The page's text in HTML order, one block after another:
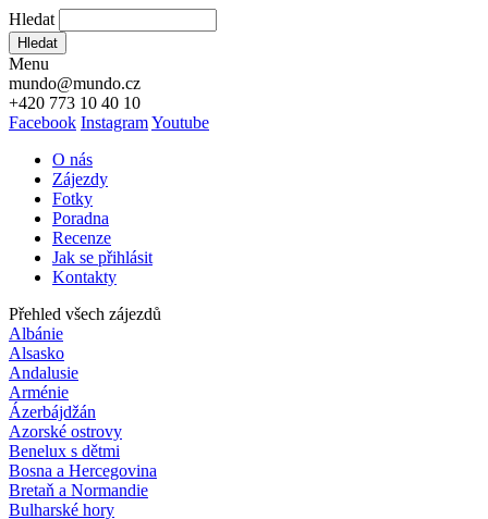
Hledat
Hledat
Menu
mundo@mundo.cz
+420 773 10 40 10
Facebook InstagramYoutube
O nás
Zájezdy
Fotky
Poradna
Recenze
Jak se přihlásit
Kontakty
Přehled všech zájezdů
Albánie
Alsasko
Andalusie
Arménie
Ázerbájdžán
Azorské ostrovy
Benelux s dětmi
Bosna a Hercegovina
Bretaň a Normandie
Bulharské hory